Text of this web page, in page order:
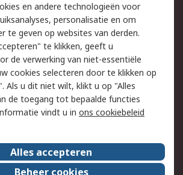
Email veiligheid
Websitevoorwaarden
Over ons
en andere technologieën voor
personalisatie en om
te geven op websites van derden.
te klikken, geeft u
de verwerking van niet-essentiële
cookies selecteren door te klikken op
Als u dit niet wilt, klikt u op "Alles
de toegang tot bepaalde functies
vindt u in ons cookiebeleid
Alles accepteren
Beheer cookies